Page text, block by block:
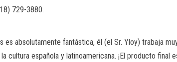
729-3880.
es absolutamente fantástica, él (el Sr. Yloy) trabaja
cultura española y latinoamericana. ¡El producto